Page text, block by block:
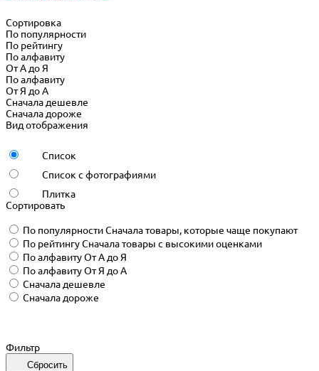
Сортировка
По популярности
По рейтингу
По алфавиту
От А до Я
По алфавиту
От Я до А
Сначала дешевле
Сначала дороже
Вид отображения
Список
Список с фотографиями
Плитка
Сортировать
По популярностиСначала товары, которые чаще покупают
По рейтингуСначала товары с высокими оценками
По алфавитуОт А до Я
По алфавитуОт Я до А
Сначала дешевле
Сначала дороже
Фильтр
Сбросить